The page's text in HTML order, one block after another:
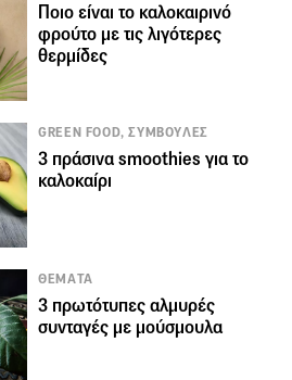
Ποιο είναι το καλοκαιρινό
φρούτο με τις λιγότερες
θερμίδες
GREEN FOOD, ΣΥΜΒΟΥΛΕΣ
3 πράσινα smoothies για το
καλοκαίρι
ΘΕΜΑΤΑ
3 πρωτότυπες αλμυρές
συνταγές με μούσμουλα